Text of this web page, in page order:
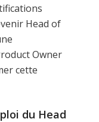
Head of
Owner
cette
du Head